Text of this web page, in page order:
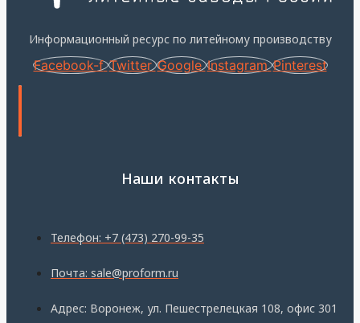
Информационный ресурс по литейному производству
Facebook-f Twitter Google Instagram Pinterest
Наши контакты
Телефон: +7 (473) 270-99-35
Почта: sale@proform.ru
Адрес: Воронеж, ул. Пешестрелецкая 108, офис 301